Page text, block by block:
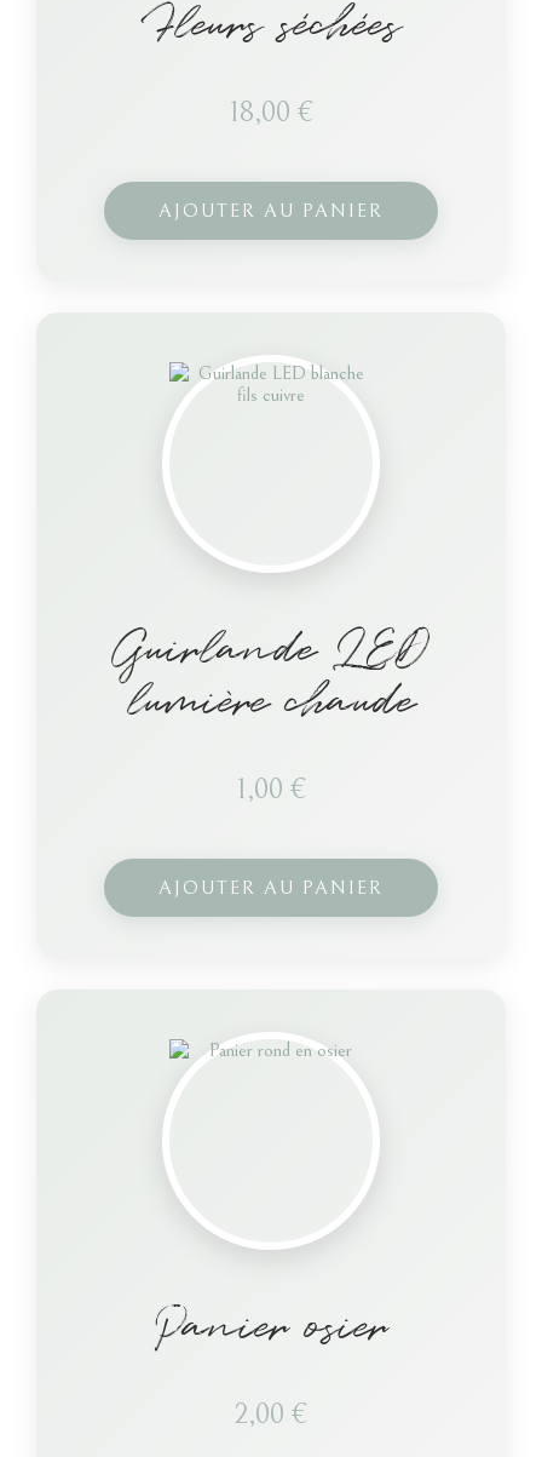
Fleurs séchées
18,00 €
AJOUTER AU PANIER
Guirlande LED
lumière chaude
1,00 €
AJOUTER AU PANIER
Panier osier
2,00 €